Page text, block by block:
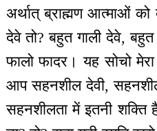
अर्थात् ब्राह्मण आत्माओं
देवे तो? बहुत गाली देवे,
फालो फादर। यह सोचो
आप सहनशील देवी,
सहनशीलता में इतनी शक्ति